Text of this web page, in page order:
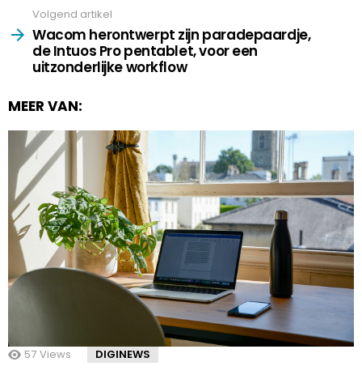
Volgend artikel
Wacom herontwerpt zijn paradepaardje,
de Intuos Pro pentablet, voor een
uitzonderlijke workflow
MEER VAN:
57 Views DIGINEWS